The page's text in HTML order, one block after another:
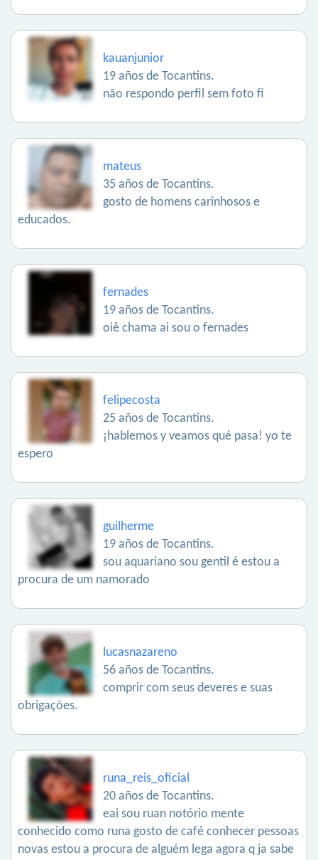
kauanjunior
19 años de Tocantins.
não respondo perfil sem foto fi
mateus
35 años de Tocantins.
gosto de homens carinhosos e
educados.
fernades
19 años de Tocantins.
oiê chama ai sou o fernades
felipecosta
25 años de Tocantins.
¡hablemos y veamos qué pasa! yo te
espero
guilherme
19 años de Tocantins.
sou aquariano sou gentil é estou a
procura de um namorado
lucasnazareno
56 años de Tocantins.
comprir com seus deveres e suas
obrigações.
runa_reis_oficial
20 años de Tocantins.
eai sou ruan notório mente
conhecido como runa gosto de café conhecer pessoas
novas estou a procura de alguém lega agora q ja sabe